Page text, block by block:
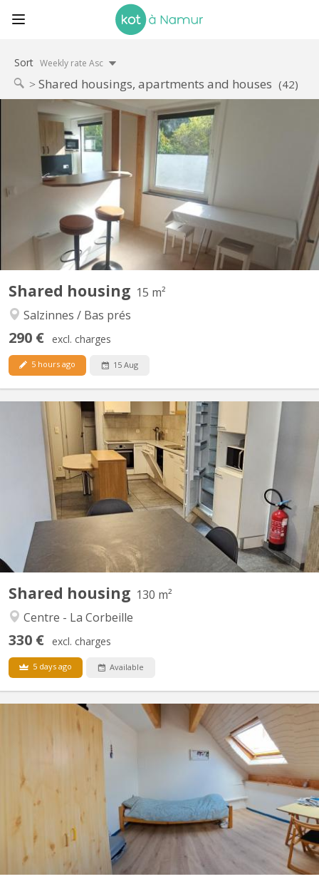
Sort Weekly rate Asc
Shared housings, apartments and houses (42)
Shared housing 15 m²
Salzinnes / Bas prés
290 € excl. charges
5 hours ago 15 Aug
Chambre meublée dans colocation étudiante, exclusivement
féminine. Bâtiment rénové. Double vitrage. Sur 2 étages, 2
chambres par étage. Au total : 2 wc, 3 éviers, 1 douche, 1 cuisine,
1 espace repas/détente. Places de parking gratuites devant le
logement. Sécurité : Porte entrée blindée,...
Shared housing 130 m²
Centre - La Corbeille
330 € excl. charges
5 days ago Available
KN 4393
Dans le centre de Namur Rue Galliot 18. Disponible uniquement
pour jeunes travailleurs !!! Pas d'étudiant svp!!! Reste une
chambres meublée avec evier , 2 wc et 2 douches communes
pour 4 chambres Immeuble rénové . Les charges (eau-gaz-
électricité), le mobilier et internet via wifi ou câble...
KN 3396
2 chambres disponibles dans un communautaire, charges
comprises, location 12 mois , lumineux, coté jardin, au calme ,
propice à l’étude, dans le centre de Namur Grand comu, cuisine,
wc, douche, à 7 min a pieds de la gare et des facultés. PAS DE
DOMICILIATION